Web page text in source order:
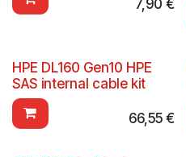
7,90 €
HPE DL160 Gen10 HPE
SAS internal cable kit
66,55€